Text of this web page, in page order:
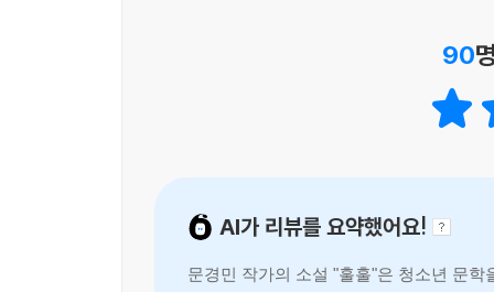
은 스스로의 삶을 능동적으로 꿰어 내는 사람
“과거를 싹둑 끊어 내면, 나의 내일은 가뿐할 텐데.”
90
AI가 리뷰를 요약했어요!
문경민 작가의 소설 "훌훌"은 청소년 문